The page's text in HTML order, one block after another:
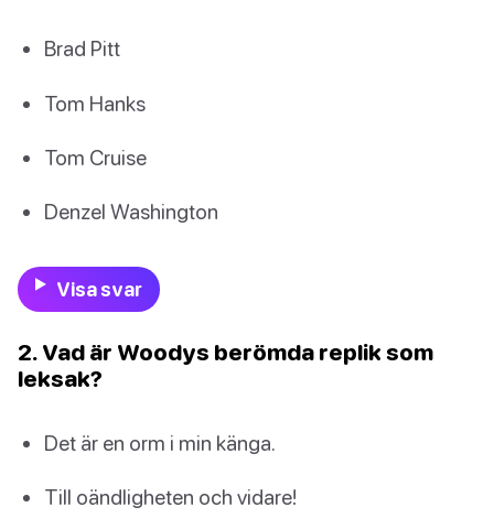
Brad Pitt
Tom Hanks
Tom Cruise
Denzel Washington
Visa svar
2. Vad är Woodys berömda replik som
leksak?
Det är en orm i min känga.
Till oändligheten och vidare!